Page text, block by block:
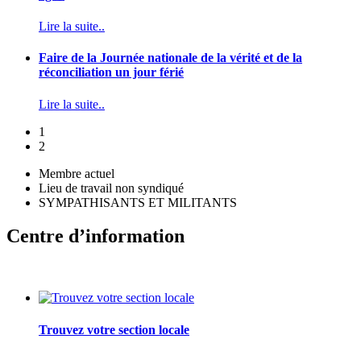
Lire la suite..
Faire de la Journée nationale de la vérité et de la
réconciliation un jour férié
Lire la suite..
1
2
Membre actuel
Lieu de travail non syndiqué
SYMPATHISANTS ET MILITANTS
Centre d’information
Trouvez votre section locale